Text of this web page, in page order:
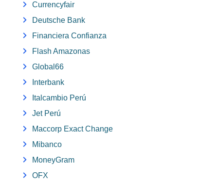
Currencyfair
Deutsche Bank
Financiera Confianza
Flash Amazonas
Global66
Interbank
Italcambio Perú
Jet Perú
Maccorp Exact Change
Mibanco
MoneyGram
OFX